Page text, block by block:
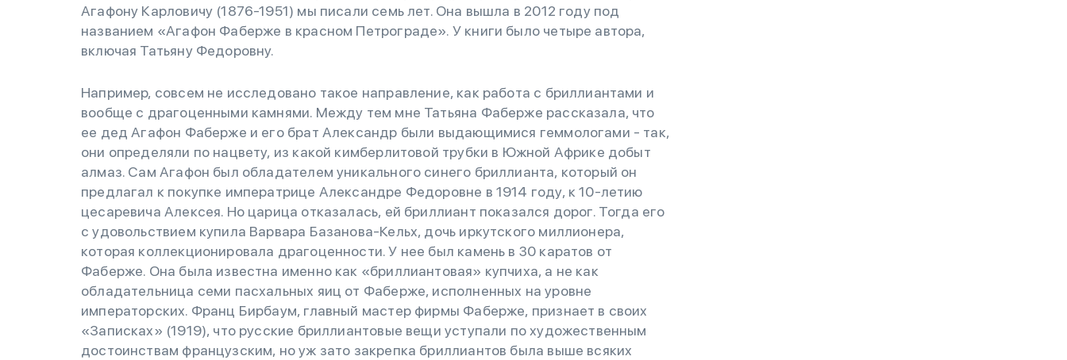
Агафону Карловичу (1876-1951) мы писали семь лет. Она вышла в 2012 году под
названием «Агафон Фаберже в красном Петрограде». У книги было четыре автора,
включая Татьяну Федоровну.
Например, совсем не исследовано такое направление, как работа с бриллиантами и
вообще с драгоценными камнями. Между тем мне Татьяна Фаберже рассказала, что
ее дед Агафон Фаберже и его брат Александр были выдающимися геммологами - так,
они определяли по нацвету, из какой кимберлитовой трубки в Южной Африке добыт
алмаз. Сам Агафон был обладателем уникального синего бриллианта, который он
предлагал к покупке императрице Александре Федоровне в 1914 году, к 10-летию
цесаревича Алексея. Но царица отказалась, ей бриллиант показался дорог. Тогда его
с удовольствием купила Варвара Базанова-Кельх, дочь иркутского миллионера,
которая коллекционировала драгоценности. У нее был камень в 30 каратов от
Фаберже. Она была известна именно как «бриллиантовая» купчиха, а не как
обладательница семи пасхальных яиц от Фаберже, исполненных на уровне
императорских. Франц Бирбаум, главный мастер фирмы Фаберже, признает в своих
«Записках» (1919), что русские бриллиантовые вещи уступали по художественным
достоинствам французским, но уж зато закрепка бриллиантов была выше всяких